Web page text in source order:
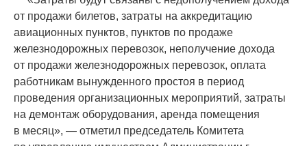
от продажи билетов, затраты на аккредитацию
авиационных пунктов, пунктов по продаже
железнодорожных перевозок, неполучение дохода
от продажи железнодорожных перевозок, оплата
работникам вынужденного простоя в период
проведения организационных мероприятий, затраты
на демонтаж оборудования, аренда помещения
в месяц», — отметил председатель Комитета